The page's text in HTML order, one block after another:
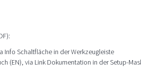
Info Schaltfläche in der Werkzeugleiste
(EN), via Link Dokumentation in der Setup-